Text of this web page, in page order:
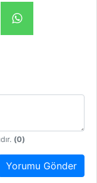
(0)
Yorumu Gönder